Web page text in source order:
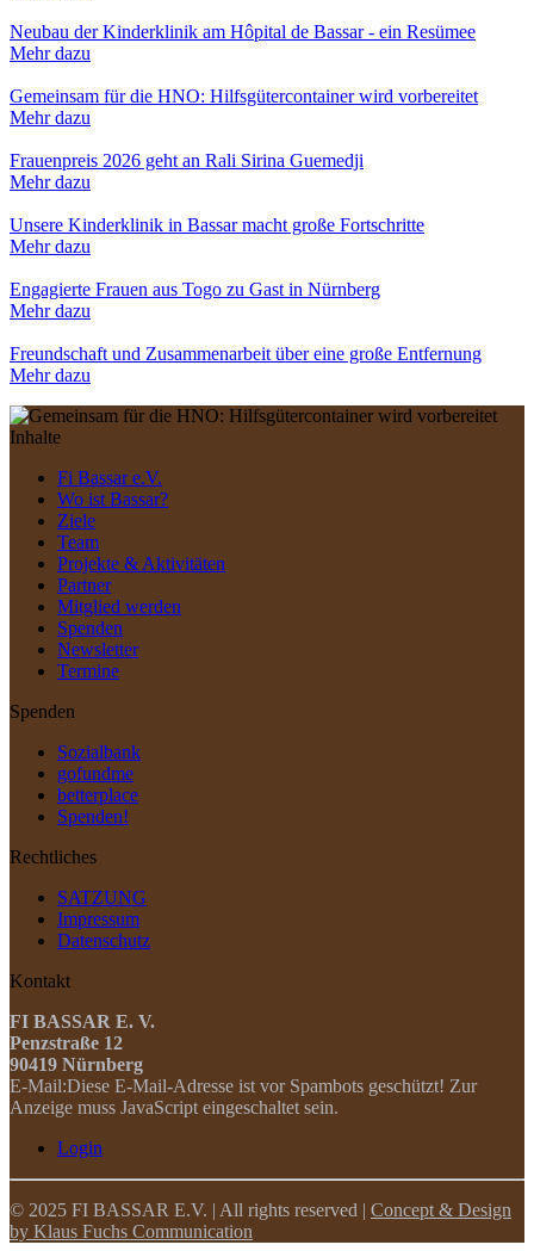
Neubau der Kinderklinik am Hôpital de Bassar - ein Resümee
Mehr dazu
Gemeinsam für die HNO: Hilfsgütercontainer wird vorbereitet
Mehr dazu
Frauenpreis 2026 geht an Rali Sirina Guemedji
Mehr dazu
Unsere Kinderklinik in Bassar macht große Fortschritte
Mehr dazu
Engagierte Frauen aus Togo zu Gast in Nürnberg
Mehr dazu
Freundschaft und Zusammenarbeit über eine große Entfernung
Mehr dazu
Inhalte
Fi Bassar e.V.
Wo ist Bassar?
Ziele
Team
Projekte & Aktivitäten
Partner
Mitglied werden
Spenden
Newsletter
Termine
Spenden
Sozialbank
gofundme
betterplace
Spenden!
Rechtliches
SATZUNG
Impressum
Datenschutz
Kontakt
FI BASSAR E. V.
Penzstraße 12
90419 Nürnberg
E-Mail:Diese E-Mail-Adresse ist vor Spambots geschützt! Zur
Anzeige muss JavaScript eingeschaltet sein.
Login
© 2025 FI BASSAR E.V. | All rights reserved | Concept & Design
by Klaus Fuchs Communication